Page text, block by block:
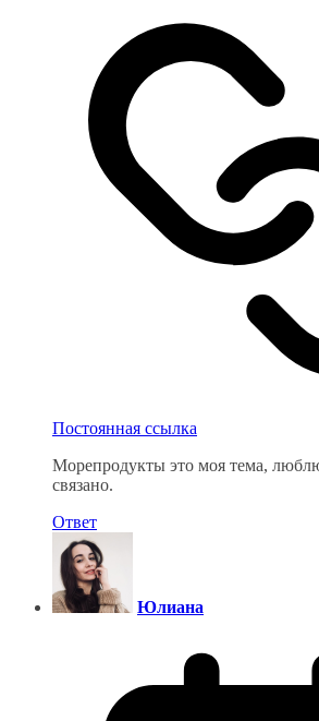
Постоянная ссылка
Морепродукты это моя тема,
связано.
Ответ
Юлиана